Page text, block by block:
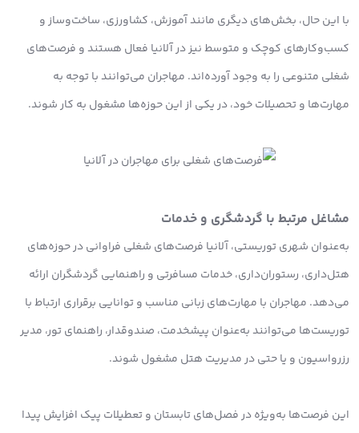
با این حال، بخش‌های دیگری مانند آموزش، کشاورزی، ساخت‌وساز و
کسب‌وکارهای کوچک و متوسط نیز در آلانیا فعال هستند و فرصت‌های
شغلی متنوعی را به وجود آورده‌اند. مهاجران می‌توانند با توجه به
مهارت‌ها و تحصیلات خود، در یکی از این حوزه‌ها مشغول به کار شوند.
مشاغل مرتبط با گردشگری و خدمات
به‌عنوان شهری توریستی، آلانیا فرصت‌های شغلی فراوانی در حوزه‌های
هتل‌داری، رستوران‌داری، خدمات مسافرتی و راهنمایی گردشگران ارائه
می‌دهد. مهاجران با مهارت‌های زبانی مناسب و توانایی برقراری ارتباط با
توریست‌ها می‌توانند به‌عنوان پیشخدمت، صندوقدار، راهنمای تور، مدیر
رزرواسیون و یا حتی در مدیریت هتل مشغول شوند.
این فرصت‌ها به‌ویژه در فصل‌های تابستان و تعطیلات پیک افزایش پیدا